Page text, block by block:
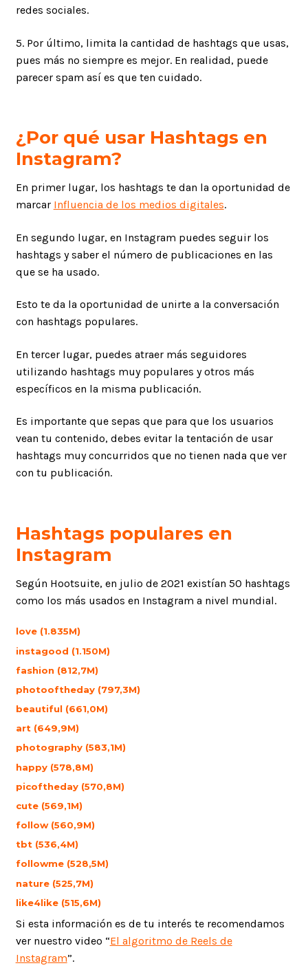
redes sociales.
5. Por último, limita la cantidad de hashtags que usas,
pues más no siempre es mejor. En realidad, puede
parecer spam así es que ten cuidado.
¿Por qué usar Hashtags en
Instagram?
En primer lugar, los hashtags te dan la oportunidad de
marcar Influencia de los medios digitales.
En segundo lugar, en Instagram puedes seguir los
hashtags y saber el número de publicaciones en las
que se ha usado.
Esto te da la oportunidad de unirte a la conversación
con hashtags populares.
En tercer lugar, puedes atraer más seguidores
utilizando hashtags muy populares y otros más
específicos en la misma publicación.
Es importante que sepas que para que los usuarios
vean tu contenido, debes evitar la tentación de usar
hashtags muy concurridos que no tienen nada que ver
con tu publicación.
Hashtags populares en
Instagram
Según Hootsuite, en julio de 2021 existían 50 hashtags
como los más usados en Instagram a nivel mundial.
love (1.835M)
instagood (1.150M)
fashion (812,7M)
photooftheday (797,3M)
beautiful (661,0M)
art (649,9M)
photography (583,1M)
happy (578,8M)
picoftheday (570,8M)
cute (569,1M)
follow (560,9M)
tbt (536,4M)
followme (528,5M)
nature (525,7M)
like4like (515,6M)
Si esta información es de tu interés te recomendamos
ver nuestro video “El algoritmo de Reels de
Instagram”.